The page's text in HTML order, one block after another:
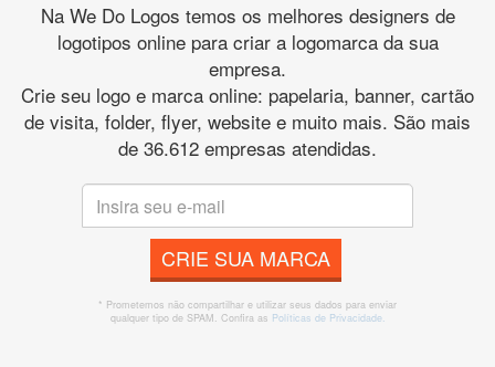
Na We Do Logos temos os melhores designers de
logotipos online para criar a logomarca da sua
empresa.
Crie seu logo e marca online: papelaria, banner, cartão
de visita, folder, flyer, website e muito mais. São mais
de 36.612 empresas atendidas.
CRIE SUA MARCA
* Prometemos não compartilhar e utilizar seus dados para enviar
qualquer tipo de SPAM. Confira as Políticas de Privacidade.